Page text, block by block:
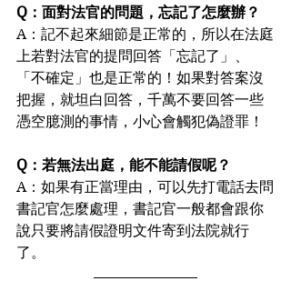
Q：面對法官的問題，忘記了怎麼辦？
A：記不起來細節是正常的，所以在法庭
上若對法官的提問回答「忘記了」、
「不確定」也是正常的！如果對答案沒
把握，就坦白回答，千萬不要回答一些
憑空臆測的事情，小心會觸犯偽證罪！
Q：若無法出庭，能不能請假呢？
A：如果有正當理由，可以先打電話去問
書記官怎麼處理，書記官一般都會跟你
說只要將請假證明文件寄到法院就行
了。